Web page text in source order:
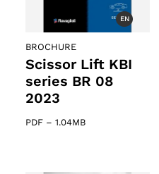
EN
BROCHURE
Scissor Lift KBI
series BR 08
2023
PDF – 1.04MB